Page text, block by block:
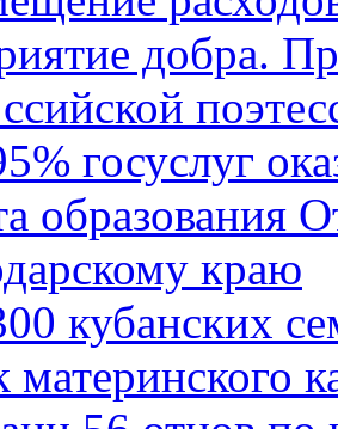
добра.
госуслуг
образования
краю
кубанских
материнского